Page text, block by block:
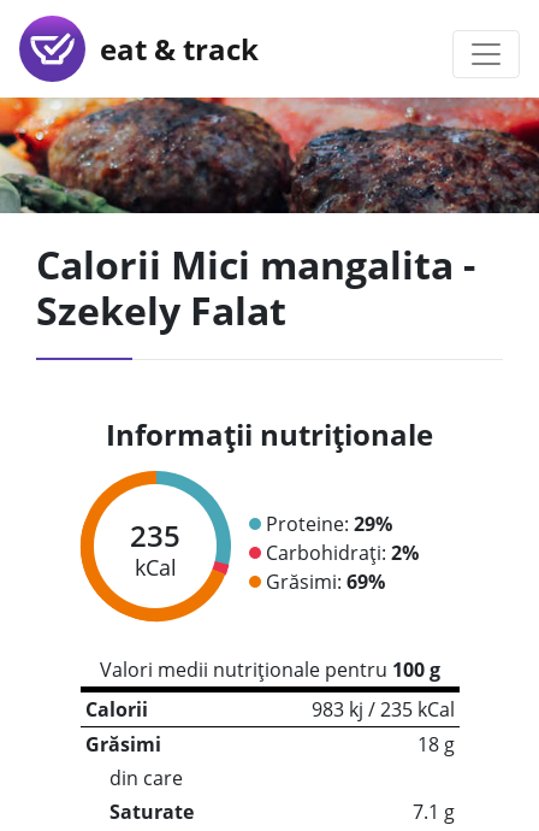
eat & track
Calorii Mici mangalita -
Szekely Falat
Informații nutriționale
235
kCal
Proteine: 29%
Carbohidrați: 2%
Grăsimi: 69%
Valori medii nutriționale pentru 100 g
Calorii
983 kj / 235 kCal
Grăsimi
18 g
din care
Saturate
7.1 g